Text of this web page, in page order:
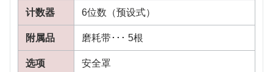
计数器 6位数（预设式）
附属品 磨耗带･･･ 5根
选项 安全罩